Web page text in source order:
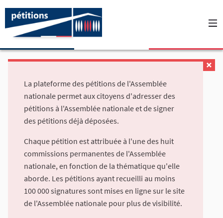
La plateforme des pétitions de l'Assemblée
nationale permet aux citoyens d'adresser des
pétitions à l'Assemblée nationale et de signer
des pétitions déjà déposées.
Chaque pétition est attribuée à l'une des huit
commissions permanentes de l'Assemblée
nationale, en fonction de la thématique qu'elle
aborde. Les pétitions ayant recueilli au moins
100 000 signatures sont mises en ligne sur le site
de l'Assemblée nationale pour plus de visibilité.